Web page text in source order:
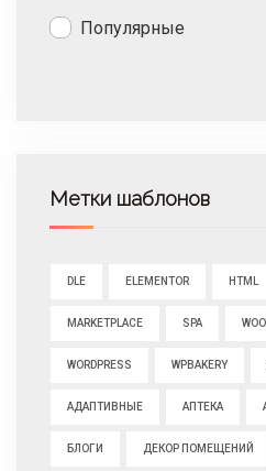
Популярные
Метки шаблонов
DLE ELEMENTOR HTML
MARKETPLACE SPA
WORDPRESS WPBAKERY
АДАПТИВНЫЕ АПТЕКА
БЛОГИ ДЕКОР ПОМЕЩЕНИЙ